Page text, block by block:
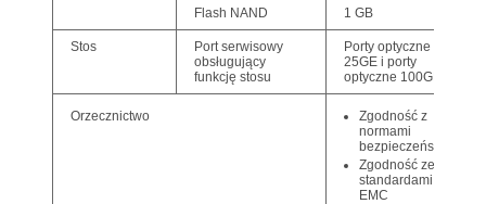
Flash NAND 1 GB
Stos
Port serwisowy
obsługujący
funkcję stosu
Porty optyczne
25GE i porty
optyczne 100GE
Orzecznictwo
Zgodność z
normami
bezpieczeństwa
Zgodność ze
standardami
EMC